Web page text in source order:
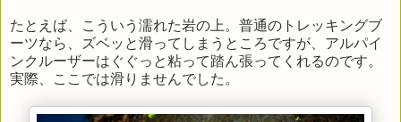
たとえば、こういう濡れた岩の上。普通のトレッキングブ
ーツなら、ズベッと滑ってしまうところですが、アルパイ
ンクルーザーはぐぐっと粘って踏ん張ってくれるのです。
実際、ここでは滑りませんでした。